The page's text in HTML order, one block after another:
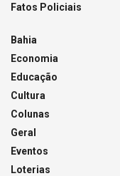
Fatos Policiais
Bahia
Economia
Educação
Cultura
Colunas
Geral
Eventos
Loterias